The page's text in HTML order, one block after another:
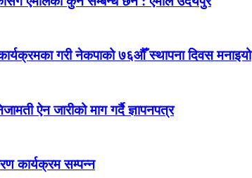
गरी नेकपाको ७६औँ स्थापना दिवस मनाइयो
ऐन जारीको माग गर्दै ज्ञापनपत्र
कार्यक्रम सम्पन्न